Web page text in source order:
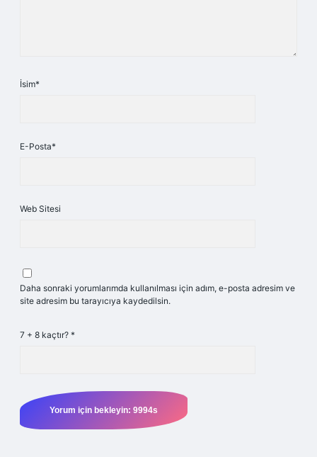
İsim*
E-Posta*
Web Sitesi
Daha sonraki yorumlarımda kullanılması için adım, e-posta adresim ve
site adresim bu tarayıcıya kaydedilsin.
7 + 8 kaçtır? *